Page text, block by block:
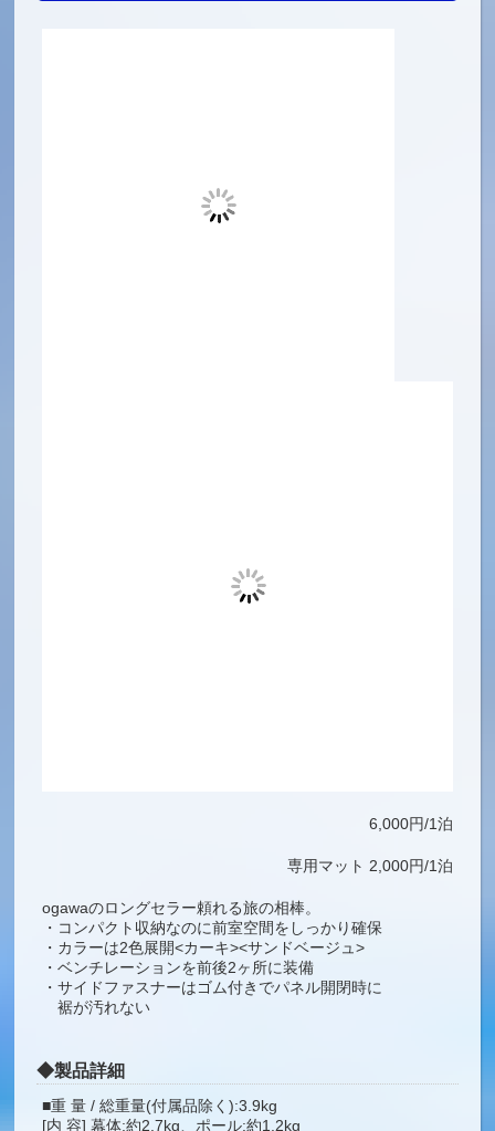
インナーテント:ポリエステル68d
1,800mm)
ポール:7001 アルミ合金(φ9mm、φ10.3mm、
φ9.5mm)
■収納サイズ/ 52×19×19cm(フレーム折り寸40cm)
■付属品/アルミピン、張り綱、セルフスタンディングテー
プ(前室部)
システムタープレクタ 295×350cm